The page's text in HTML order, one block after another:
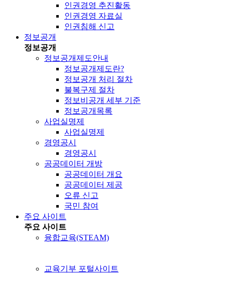
인권경영 추진활동
인권경영 자료실
인권침해 신고
정보공개
정보공개
정보공개제도안내
정보공개제도란?
정보공개 처리 절차
불복구제 절차
정보비공개 세부 기준
정보공개목록
사업실명제
사업실명제
경영공시
경영공시
공공데이터 개방
공공데이터 개요
공공데이터 제공
오류 신고
국민 참여
주요 사이트
주요 사이트
융합교육(STEAM)
교육기부 포털사이트